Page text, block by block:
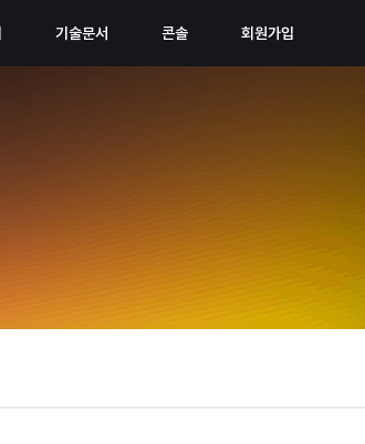
기술문서 콘솔 회원가입